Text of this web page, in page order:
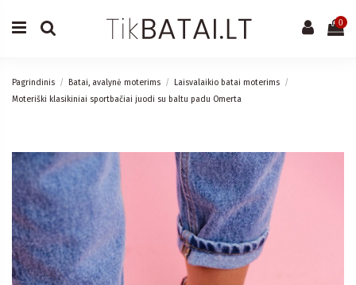
0
Pagrindinis Batai, avalynė moterims
Laisvalaikio batai moterims
Moteriški klasikiniai sportbačiai juodi su baltu padu Omerta